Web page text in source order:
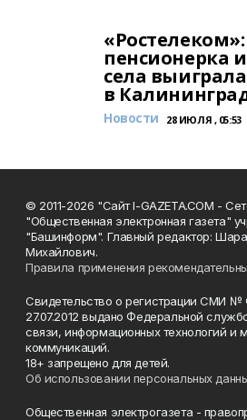
пенсионерка
села
в
Новости 28 ИЮЛЯ , 05:53
© 2011-2026 "Сайт I-GAZETA.COM -
"Общественная электронная газета"
"Башинформ". Главный редактор:
Михайлович.
Правила применения
Свидетельство о регистрации СМИ
27.07.2012 выдано Федеральной
связи, информационных технологий и
коммуникаций.
18+ запрещено для детей.
Об использовании персональных
Общественная электрогазета -